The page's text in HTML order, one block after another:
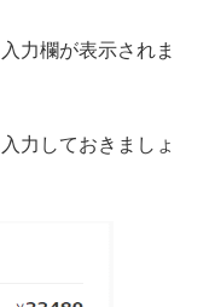
力欄が表示されま
力しておきましょ